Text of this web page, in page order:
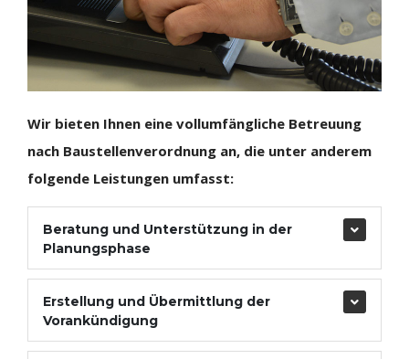
Wir bieten Ihnen eine vollumfängliche Betreuung
nach Baustellenverordnung an, die unter anderem
folgende Leistungen umfasst:
Beratung und Unterstützung in der
Planungsphase
Erstellung und Übermittlung der
Vorankündigung